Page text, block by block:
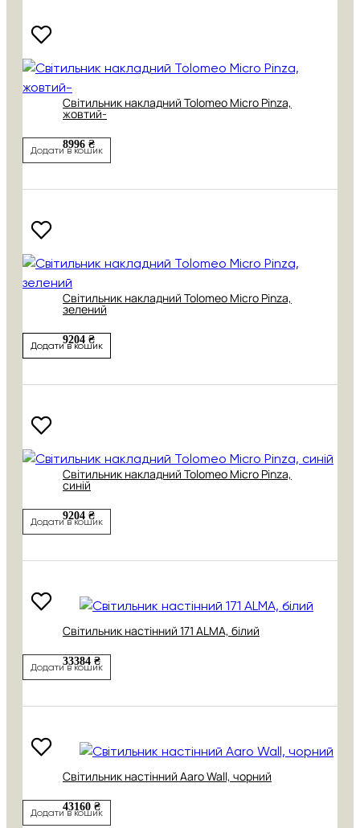
Світильник накладний Tolomeo Micro Pinza,
жовтий-
8996 ₴
Додати в кошик
Світильник накладний Tolomeo Micro Pinza,
зелений
9204 ₴
Додати в кошик
Світильник накладний Tolomeo Micro Pinza,
синій
9204 ₴
Додати в кошик
Світильник настінний 171 АLMA, білий
33384 ₴
Додати в кошик
Світильник настінний Aaro Wall, чорний
43160 ₴
Додати в кошик